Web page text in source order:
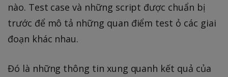
nào. Test case và những script được chuẩn bị
trước để mô tả những quan điểm test ỏ các giai
đoạn khác nhau.
Đó là những thông tin xung quanh kết quả của